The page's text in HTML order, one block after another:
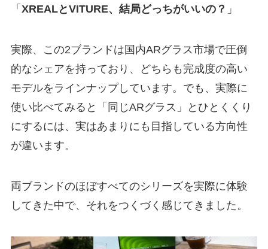
「 XREALとVITURE、結局どっちがいいの？ 」
実際、この2ブランドは国内ARグラス市場で圧倒
的なシェアを持っており、どちらも完成度の高い
モデルをラインナップしています。でも、実際に
使い比べてみると「同じARグラス」とひとくくり
にするには、実はあまりにも目指している方向性
が違います。
両ブランドのほぼすべてのシリーズを実際に体験
してきた中で、それをつくづく感じてきました。